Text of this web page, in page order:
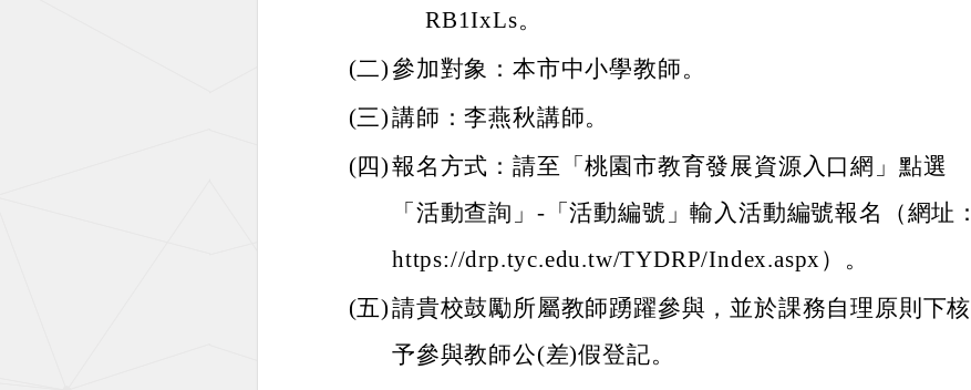
RB1IxLs。
(二)參加對象：本市中小學教師。
(三)講師：李燕秋講師。
(四)報名方式：請至「桃園市教育發展資源入口網」點選
「活動查詢」-「活動編號」輸入活動編號報名（網址：
https://drp.tyc.edu.tw/TYDRP/Index.aspx）。
(五)請貴校鼓勵所屬教師踴躍參與，並於課務自理原則下核
予參與教師公(差)假登記。